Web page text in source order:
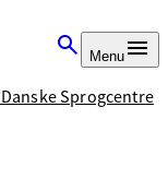
Menu
Sprogcentre